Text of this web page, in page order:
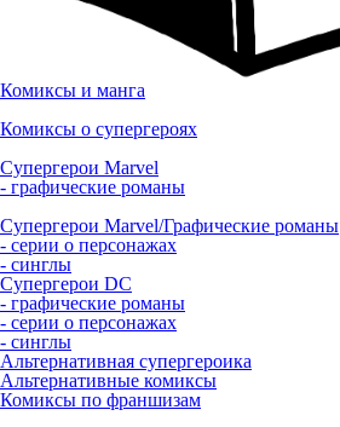
Комиксы и манга
Комиксы о супергероях
Супергерои Marvel
- графические романы
Супергерои Marvel/Графические романы
- серии о персонажах
- синглы
Супергерои DC
- графические романы
- серии о персонажах
- синглы
Альтернативная супергероика
Альтернативные комиксы
Комиксы по франшизам